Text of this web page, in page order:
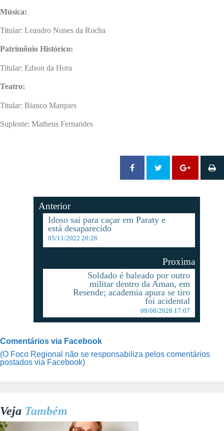
Música:
Titular: Leandro Nunes da Rocha
Patrimônio Histórico:
Titular: Edson da Hora
Teatro:
Titular: Bianco Marques
Suplente: Matheus Fernandes
Anterior
Idoso sai para caçar em Paraty e
está desaparecido
05/11/2022 20:26
Proxima
Soldado é baleado por outro
militar dentro da Aman, em
Resende; academia apura se tiro
foi acidental
09/08/2026 17:07
Comentários via Facebook
(O Foco Regional não se responsabiliza pelos comentários
postados via Facebook)
Veja Também